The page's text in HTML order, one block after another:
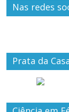
Nas redes
Prata da